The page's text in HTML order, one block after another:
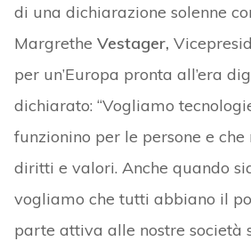
di una dichiarazione solenne
Margrethe Vestager,
per un’Europa pronta all’era
dichiarato: “Vogliamo
funzionino per le persone e
diritti e valori. Anche quando
vogliamo che tutti abbiano il
parte attiva alle nostre società